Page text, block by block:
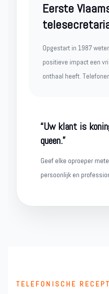
Eerste
Opgestart in 1987
positieve impact een
onthaal heeft.
“Uw klant is
queen.”
Geef elke oproeper
persoonlijk en
TELEFONISCHE